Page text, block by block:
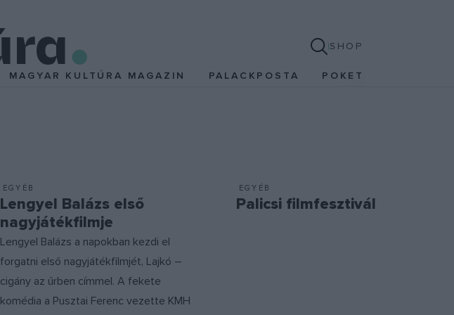
SHOP
MAGYAR KULTÚRA MAGAZIN PALACKPOSTA POKET
EGYÉB
Lengyel Balázs első
nagyjátékfilmje
Lengyel Balázs a napokban kezdi el
forgatni első nagyjátékfilmjét, Lajkó –
cigány az űrben címmel. A fekete
komédia a Pusztai Ferenc vezette KMH
EGYÉB
Palicsi filmfesztivál